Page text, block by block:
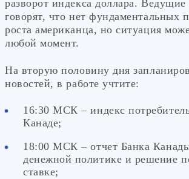
разворот индекса доллара. Ведущие
говорят, что нет фундаментальных
роста американца, но ситуация
любой момент.
На вторую половину дня
новостей, в работе учтите:
16:30 МСК – индекс
Канаде;
18:00 МСК – отчет Банка
денежной политике и решение
ставке;